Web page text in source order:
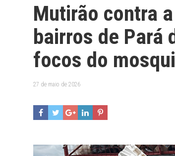
Mutirão contra
bairros de Pará
focos do
27 de maio de 2026